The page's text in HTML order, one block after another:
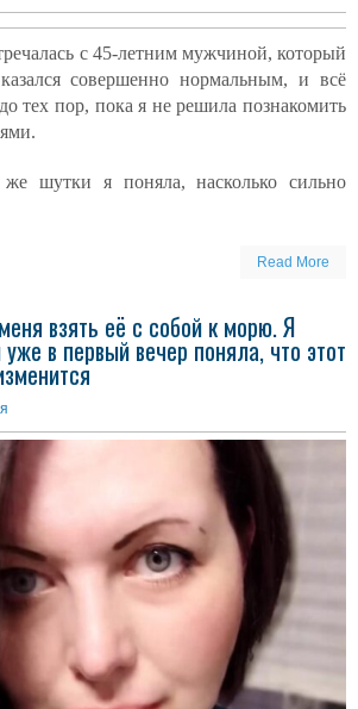
с 45-летним мужчиной, который
совершенно нормальным, и всё
тех пор, пока я не решила познакомить
шутки я поняла, насколько сильно
Read More
взять её с собой к морю. Я
в первый вечер поняла, что этот